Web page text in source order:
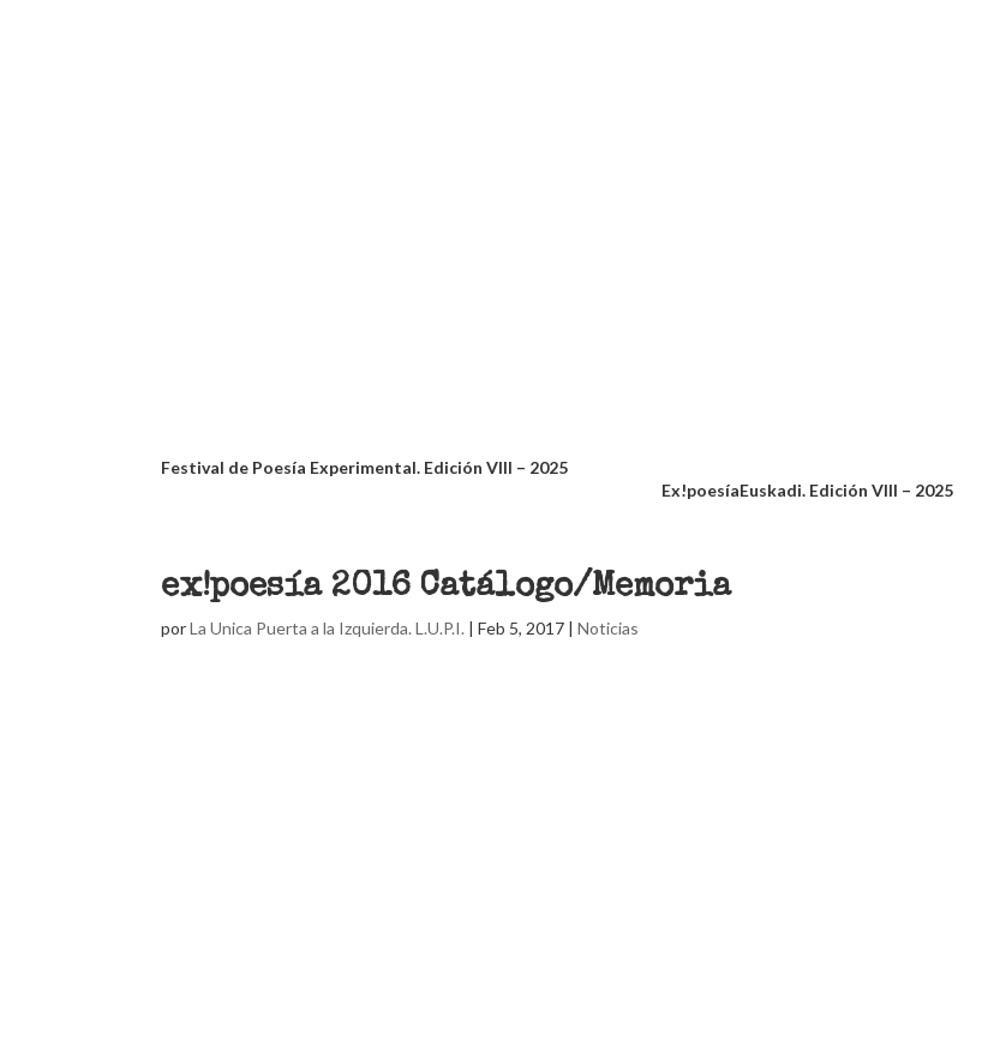
Festival de Poesía Experimental. Edición VIII – 2025
Ex!poesíaEuskadi. Edición VIII – 2025
ex!poesía 2016 Catálogo/Memoria
porLa Unica Puerta a la Izquierda. L.U.P.I. |Feb 5, 2017 |Noticias